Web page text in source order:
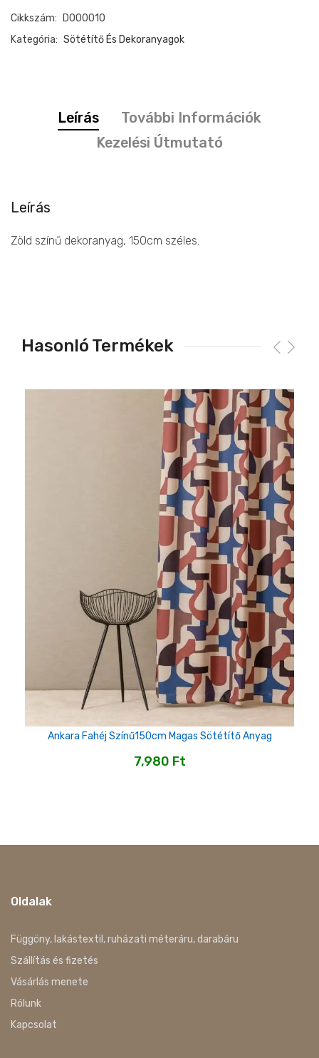
150cm
mennyiség
Cikkszám:
D000010
Kategória: Sötétítő És Dekoranyagok
Leírás
További Információk
Kezelési Útmutató
Leírás
Zöld színű dekoranyag, 150cm széles.
Hasonló Termékek
Ankara Fahéj Színű150cm Magas Sötétítő Anyag
7,980 Ft
Oldalak
Függöny, lakástextil, ruházati méteráru, darabáru
Szállítás és fizetés
Vásárlás menete
Rólunk
Kapcsolat